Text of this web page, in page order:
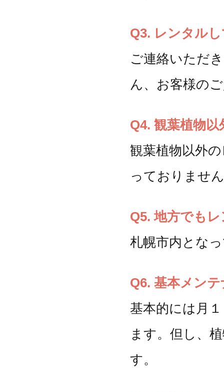
Q3. レンタル
ご連絡いただ
ん、お客様の
Q4. 観葉植物
観葉植物以外
っておりませ
Q5. 地方でも
札幌市内とな
Q6. 基本メン
基本的には月
ます。但し、
す。